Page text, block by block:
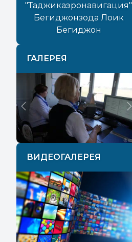
"Таджикаэронавигация"
Бегиджонзода Лоик
Бегиджон
ГАЛЕРЕЯ
Previous
ВИДЕОГАЛЕРЕЯ